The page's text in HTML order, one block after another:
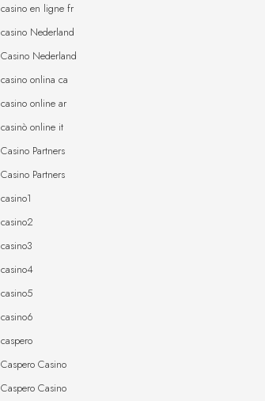
casino en ligne fr
casino Nederland
Casino Nederland
casino onlina ca
casino online ar
casinò online it
Casino Partners
Casino Partners
casino1
casino2
casino3
casino4
casino5
casino6
caspero
Caspero Casino
Caspero Casino